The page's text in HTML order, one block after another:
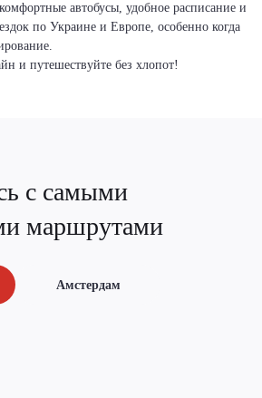
автобусы, удобное расписание и
по Украине и Европе, особенно когда
и путешествуйте без хлопот!
с самыми
маршрутами
Амстердам